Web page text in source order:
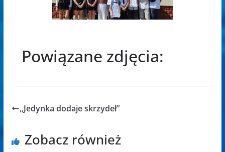
Powiązane zdjęcia:
,,Jedynka dodaje skrzydeł”
Zobacz również